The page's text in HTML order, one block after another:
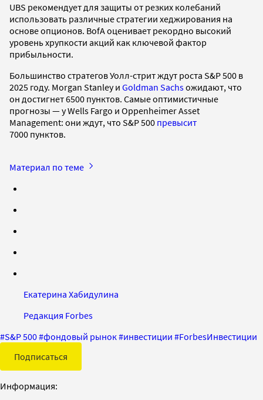
UBS рекомендует для защиты от резких колебаний
использовать различные стратегии хеджирования на
основе опционов. BofA оценивает рекордно высокий
уровень хрупкости акций как ключевой фактор
прибыльности.
Большинство стратегов Уолл-стрит ждут роста S&P 500 в
2025 году. Morgan Stanley и Goldman Sachsожидают, что
он достигнет 6500 пунктов. Самые оптимистичные
прогнозы — у Wells Fargo и Oppenheimer Asset
Management: они ждут, что S&P 500 превысит
7000 пунктов.
Материал по теме
Екатерина Хабидулина
Редакция Forbes
#S&P 500#фондовый рынок#инвестиции #ForbesИнвестиции
Подписаться
Информация: